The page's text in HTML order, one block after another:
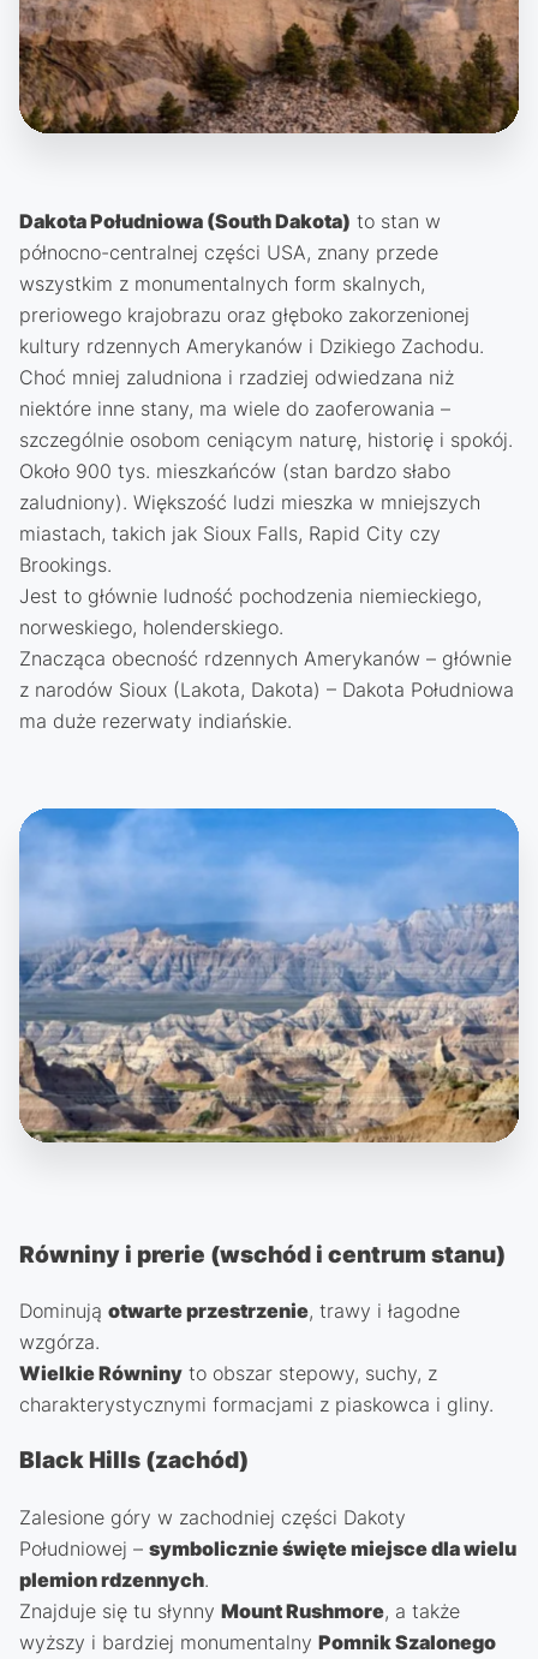
Dakota Południowa (South Dakota) to stan w
północno-centralnej części USA, znany przede
wszystkim z monumentalnych form skalnych,
preriowego krajobrazu oraz głęboko zakorzenionej
kultury rdzennych Amerykanów i Dzikiego Zachodu.
Choć mniej zaludniona i rzadziej odwiedzana niż
niektóre inne stany, ma wiele do zaoferowania –
szczególnie osobom ceniącym naturę, historię i spokój.
Około 900 tys. mieszkańców (stan bardzo słabo
zaludniony). Większość ludzi mieszka w mniejszych
miastach, takich jak Sioux Falls, Rapid City czy
Brookings.
Jest to głównie ludność pochodzenia niemieckiego,
norweskiego, holenderskiego.
Znacząca obecność rdzennych Amerykanów – głównie
z narodów Sioux (Lakota, Dakota) – Dakota Południowa
ma duże rezerwaty indiańskie.
Równiny i prerie (wschód i centrum stanu)
Dominują otwarte przestrzenie, trawy i łagodne
wzgórza.
Wielkie Równiny to obszar stepowy, suchy, z
charakterystycznymi formacjami z piaskowca i gliny.
Black Hills (zachód)
Zalesione góry w zachodniej części Dakoty
Południowej – symbolicznie święte miejsce dla wielu
plemion rdzennych.
Znajduje się tu słynny Mount Rushmore, a także
wyższy i bardziej monumentalny Pomnik Szalonego